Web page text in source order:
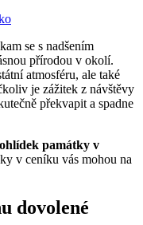
se s nadšením
přírodou v okolí.
atmosféru, ale také
je zážitek z návštěvy
překvapit a spadne
památky v
v ceníku vás mohou na
dovolené